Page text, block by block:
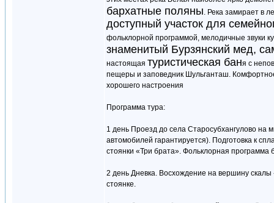
бархатные поляны. Река замирает в
доступный участок для
фольклорной программой, мелодичные звуки
знаменитый Бурзянский мед,
настоящая туристическая баня с
пещеры и заповедник Шульганташ.
хорошего настроения
Программа тура:
1 день Проезд до села Старосубхангулово на
автомобилей гарантируется). Подготовка к
стоянки «Три брата». Фольклорная программа
2 день Дневка. Восхождение на вершину
стоянке.